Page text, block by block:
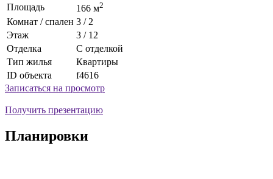
Площадь
166 м2
Комнат / спален 3 / 2
Этаж
3 / 12
Отделка
С отделкой
Тип жилья
Квартиры
ID объекта
f4616
Записаться на просмотр
Получить презентацию
Планировки